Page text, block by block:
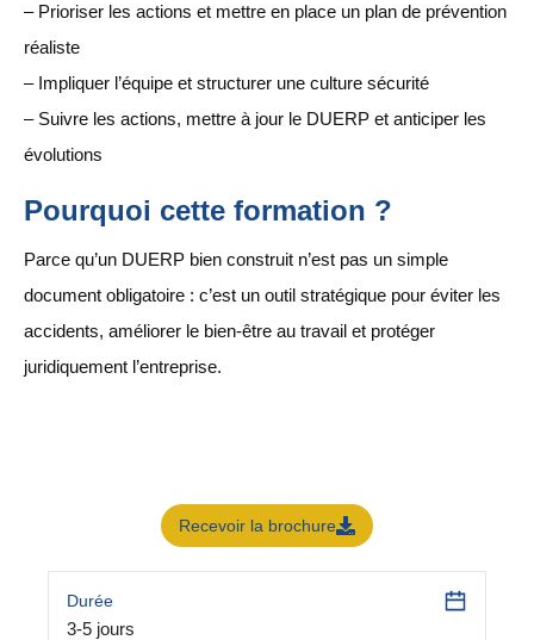
– Prioriser les actions et mettre en place un plan de prévention
réaliste
– Impliquer l’équipe et structurer une culture sécurité
– Suivre les actions, mettre à jour le DUERP et anticiper les
évolutions
Pourquoi cette formation ?
Parce qu’un DUERP bien construit n’est pas un simple
document obligatoire : c’est un outil stratégique pour éviter les
accidents, améliorer le bien-être au travail et protéger
juridiquement l’entreprise.
Recevoir la brochure
Durée
3-5 jours